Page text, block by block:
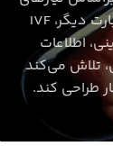
منحصربه‌فرد هر شخص طراحی می‌کند. به عبارت دیگر، IVF
اطلاعات
تلاش می‌کند
طراحی کند.